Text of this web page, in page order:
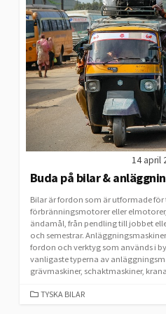
14 april
Buda på bilar &
Bilar är fordon som är utformade för
förbränningsmotorer eller
ändamål, från pendling till jobbet
och semestrar.
fordon och verktyg som används i
vanligaste typerna av
grävmaskiner, schaktmaskiner,
CATEGORIES
TYSKA BILAR